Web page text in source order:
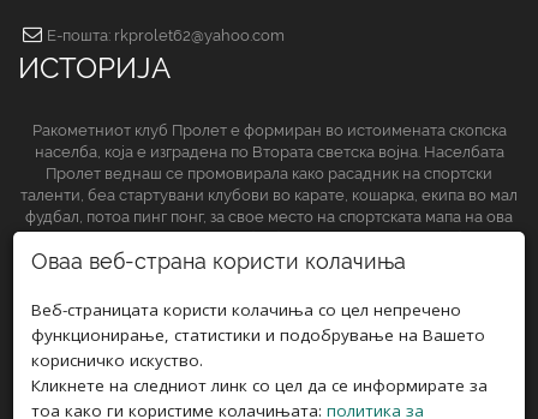
Е-пошта: rkprolet62@yahoo.com
ИСТОРИЈА
Ракометниот клуб Пролет е формиран во истоимената скопска
населба, која е изградена по Втората светска војна. Населбата
Пролет веднаш се промовирала како расадник на спортски
таленти, беа стартувани клубови во карате, кошарка, екипа во мал
фудбал, потоа пинг понг, за свое место на спортската мапа на ова
СЛЕДЕТЕ НЀ НА
Оваа веб-страна користи колачиња
Веб-страницата користи колачиња со цел непречено
функционирање, статистики и подобрување на Вашето
корисничко искуство.
Кликнете на следниот линк со цел да се информирате за
тоа како ги користиме колачињата: политика за